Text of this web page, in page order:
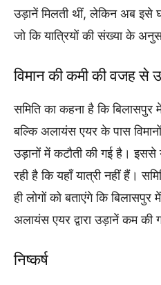
उड़ानें मिलती थीं, लेकिन अब इसे
जो कि यात्रियों की संख्या के
विमान की कमी की वजह से
समिति का कहना है कि बिलासपुर
बल्कि अलायंस एयर के पास
उड़ानों में कटौती की गई है। इससे
रही है कि यहाँ यात्री नहीं हैं।
ही लोगों को बताएंगे कि बिलासपुर में
अलायंस एयर द्वारा उड़ानें कम की
निष्कर्ष